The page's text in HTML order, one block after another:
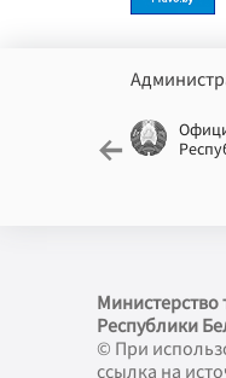
Министерство
Республики
© При
ссылка на